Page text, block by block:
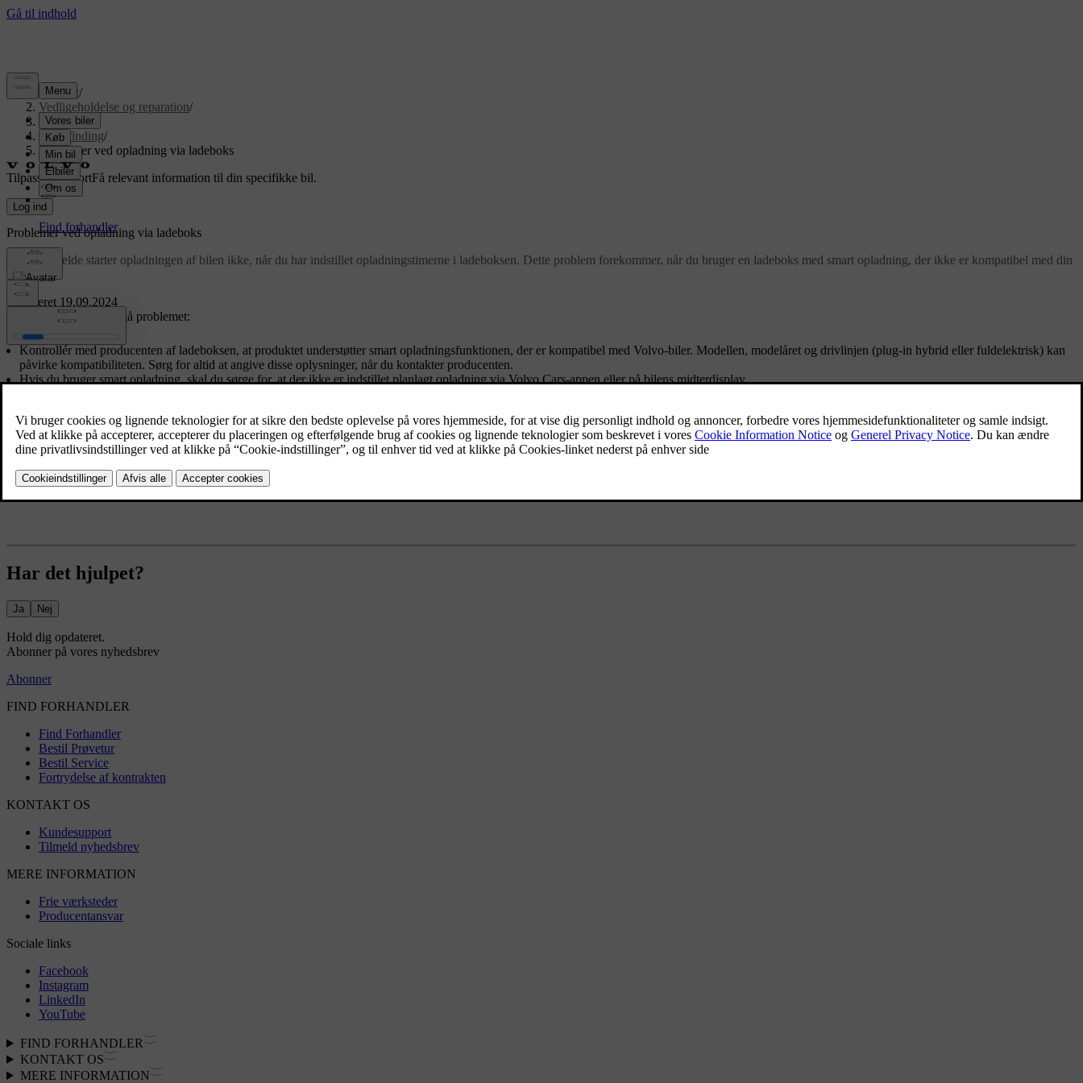
Support/
Vedligeholdelse og reparation/
Reparation
Fejlfinding/
Problemer ved opladning via ladeboks
Tilpasset supportFå relevant information til din specifikke bil.
Log ind
Opdateret 19.09.2024
Problemer ved opladning via ladeboks
I nogle tilfælde starter opladningen af bilen ikke, når du har indstillet opladningstimerne i ladeboksen. Dette problem forekommer, når du bruger en ladeboks med smart opladning, der ikke er kompatibel med din
bil.
Anbefalinger til at undgå problemet:
Kontrollér med producenten af ladeboksen, at produktet understøtter smart opladningsfunktionen, der er kompatibel med Volvo-biler. Modellen, modelåret og drivlinjen (plug-in hybrid eller fuldelektrisk) kan
påvirke kompatibiliteten. Sørg for altid at angive disse oplysninger, når du kontakter producenten.
Hvis du bruger smart opladning, skal du sørge for, at der ikke er indstillet planlagt opladning via Volvo Cars-appeneller på bilens midterdisplay.
Har det hjulpet?
Ja Nej